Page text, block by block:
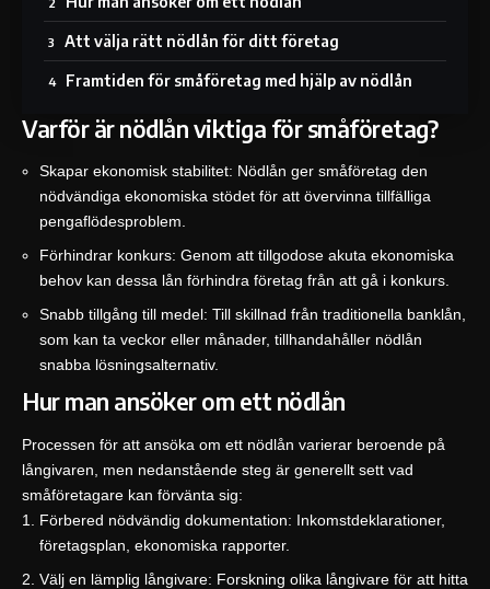
Att välja rätt nödlån för ditt företag
Framtiden för småföretag med hjälp av nödlån
Varför är nödlån viktiga för småföretag?
Skapar ekonomisk stabilitet: Nödlån ger småföretag den
nödvändiga ekonomiska stödet för att övervinna tillfälliga
pengaflödesproblem.
Förhindrar konkurs: Genom att tillgodose akuta ekonomiska
behov kan dessa lån förhindra företag från att gå i konkurs.
Snabb tillgång till medel: Till skillnad från traditionella banklån,
som kan ta veckor eller månader, tillhandahåller nödlån
snabba lösningsalternativ.
Hur man ansöker om ett nödlån
Processen för att ansöka om ett nödlån varierar beroende på
långivaren, men nedanstående steg är generellt sett vad
småföretagare kan förvänta sig:
Förbered nödvändig dokumentation: Inkomstdeklarationer,
företagsplan, ekonomiska rapporter.
Välj en lämplig långivare: Forskning olika långivare för att hitta